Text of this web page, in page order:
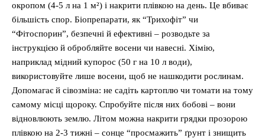
окропом (4-5 л на 1 м²) і накрити плівкою на день. Це вбиває
більшість спор. Біопрепарати, як “Трихофіт” чи
“Фітоспорин”, безпечні й ефективні – розводьте за
інструкцією й обробляйте восени чи навесні. Хімію,
наприклад мідний купорос (50 г на 10 л води),
використовуйте лише восени, щоб не нашкодити рослинам.
Допомагає й сівозміна: не садіть картоплю чи томати на тому
самому місці щороку. Спробуйте після них бобові – вони
відновлюють землю. Літом можна накрити грядки прозорою
плівкою на 2-3 тижні – сонце “просмажить” ґрунт і знищить